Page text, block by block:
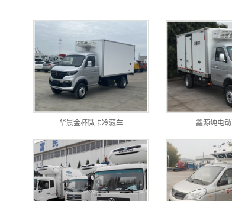
华晨金杯微卡冷藏车 鑫源纯电